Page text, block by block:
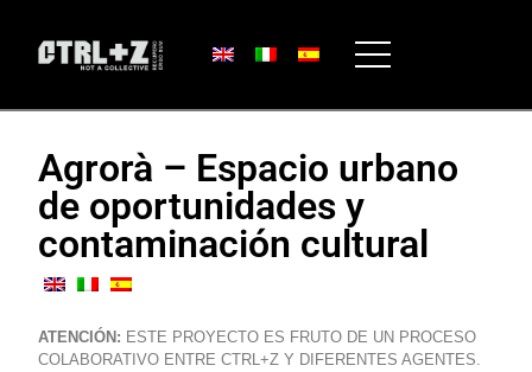
Agrorà – Espacio urbano
de oportunidades y
contaminación cultural
ATENCIÓN: ESTE PROYECTO ES FRUTO DE UN PROCESO
COLABORATIVO ENTRE CTRL+Z Y DIFERENTES AGENTES.